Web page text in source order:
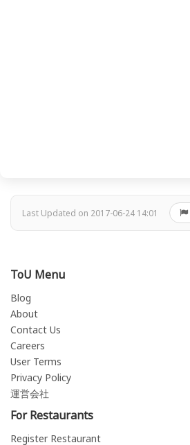
Last Updated on 2017-06-24 14:01
ToU Menu
Blog
About
Contact Us
Careers
User Terms
Privacy Policy
運営会社
For Restaurants
Register Restaurant